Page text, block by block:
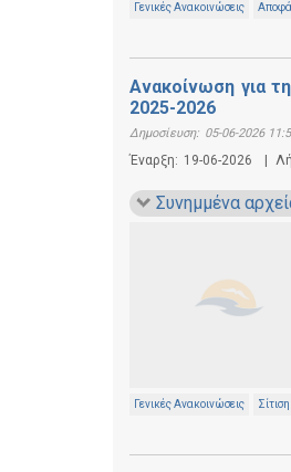
Γενικές Ανακοινώσεις
Ανακοίνωση για
2025-2026
Δημοσίευση: 05-06-2026
Έναρξη: 19-06-2026
Συνημμένα
Γενικές Ανακοινώσεις Σίτιση